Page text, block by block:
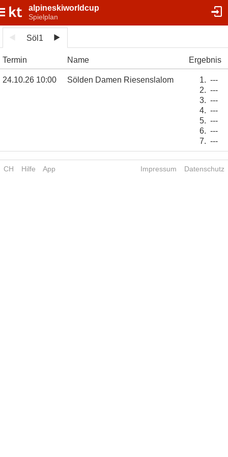
alpineskiworldcup
Spielplan
Söl1
Termin Name Ergebnis
24.10.26 10:00 Sölden Damen Riesenslalom 1. ---
2. ---
3. ---
4. ---
5. ---
6. ---
7. ---
CH Hilfe App Impressum Datenschutz